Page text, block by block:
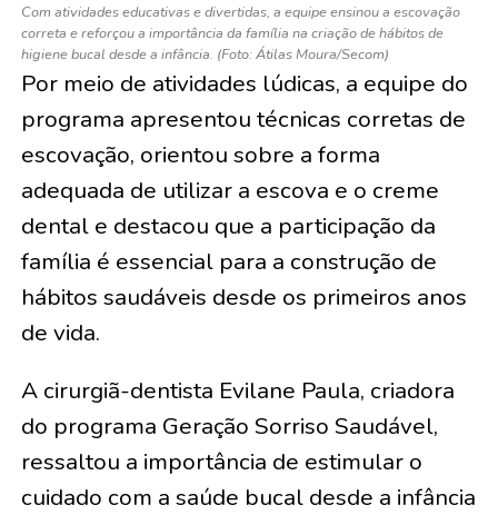
Com atividades educativas e divertidas, a equipe ensinou a escovação
correta e reforçou a importância da família na criação de hábitos de
higiene bucal desde a infância. (Foto: Átilas Moura/Secom)
Por meio de atividades lúdicas, a equipe do
programa apresentou técnicas corretas de
escovação, orientou sobre a forma
adequada de utilizar a escova e o creme
dental e destacou que a participação da
família é essencial para a construção de
hábitos saudáveis desde os primeiros anos
de vida.
A cirurgiã-dentista Evilane Paula, criadora
do programa Geração Sorriso Saudável,
ressaltou a importância de estimular o
cuidado com a saúde bucal desde a infância